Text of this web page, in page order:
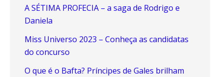
A SÉTIMA PROFECIA – a saga de Rodrigo e
Daniela
Miss Universo 2023 – Conheça as candidatas
do concurso
O que é o Bafta? Príncipes de Gales brilham